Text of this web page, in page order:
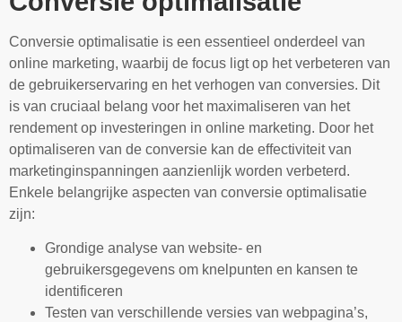
Conversie optimalisatie is een essentieel onderdeel van
online marketing, waarbij de focus ligt op het verbeteren van
de gebruikerservaring en het verhogen van conversies. Dit
is van cruciaal belang voor het maximaliseren van het
rendement op investeringen in online marketing. Door het
optimaliseren van de conversie kan de effectiviteit van
marketinginspanningen aanzienlijk worden verbeterd.
Enkele belangrijke aspecten van conversie optimalisatie
zijn:
Grondige analyse van website- en
gebruikersgegevens om knelpunten en kansen te
identificeren
Testen van verschillende versies van webpagina’s,